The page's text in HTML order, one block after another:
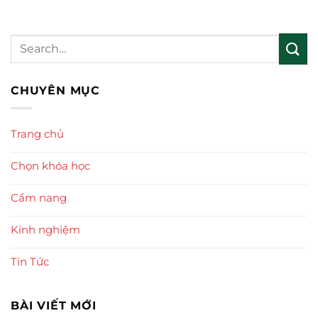
CHUYÊN MỤC
Trang chủ
Chọn khóa học
Cẩm nang
Kinh nghiệm
Tin Tức
BÀI VIẾT MỚI